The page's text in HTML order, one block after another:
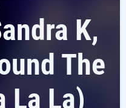
K,
The
La La)